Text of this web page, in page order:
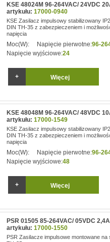
KSE 48024M 96-264VAC/ 24VDC
artykułu:17000-0940
KSE Zasilacz impulsowy stabilizowany
DIN TH-35 z zabezpieczeniem i
napięcia
Moc(W): Napięcie pierwotne:96-
Napięcie wyjściowe:24
Więcej
KSE 48048M 96-264VAC/ 48VDC
artykułu:17000-1549
KSE Zasilacz impulsowy stabilizowany
DIN TH-35 z zabezpieczeniem i
napięcia
Moc(W): Napięcie pierwotne:96-
Napięcie wyjściowe:48
Więcej
PSR 01505 85-264VAC/ 05VDC
artykułu:17000-1550
PSR Zasilacze impulsowe montowane na